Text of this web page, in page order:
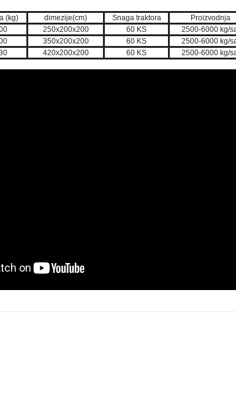
(kg) dimezije(cm) Snaga traktora
Proizvodnja
250x200x200 60 KS
2500-6000 kg/
350x200x200 60 KS
2500-6000 kg/
420x200x200 60 KS 2500-6000 kg/